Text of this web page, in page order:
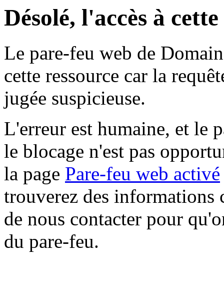
Désolé, l'accès à
Le pare-feu web de
cette ressource car la
jugée suspicieuse.
L'erreur est humaine, et le
le blocage n'est pas
la page Pare-feu web activé
trouverez des informations
de nous contacter pour
du pare-feu.